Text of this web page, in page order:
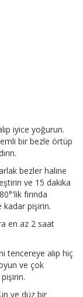
iyice yoğurun.
bir bezle örtüp
bezler haline
ve 15 dakika
fırında
kadar pişirin.
en az 2 saat
tencereye alıp hiç
ve çok
pişirin.
ve düz bir